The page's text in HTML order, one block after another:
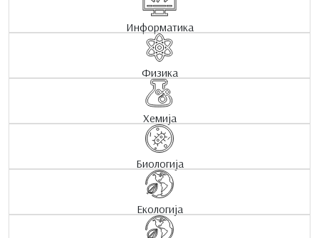
Информатика
Физика
Хемија
Биологија
Екологија